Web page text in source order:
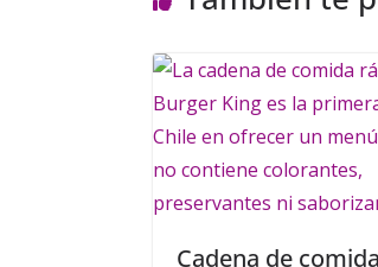
Cadena de comida